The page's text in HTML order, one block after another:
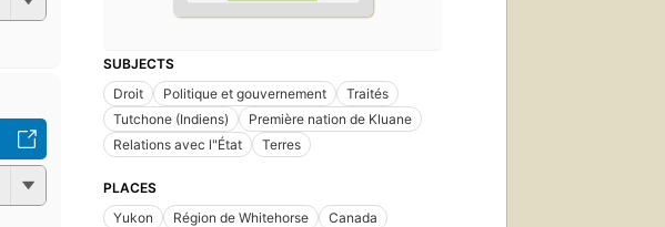
SUBJECTS
Droit
Politique et gouvernement
Traités
Tutchone (Indiens)
Première nation de Kluane
Relations avec l"État
Terres
PLACES
Yukon
Région de Whitehorse Canada